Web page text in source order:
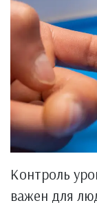
Контроль
важен для